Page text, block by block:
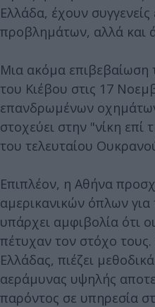
Ελλάδα, έχουν συγγενείς
προβλημάτων, αλλά και
Μια ακόμα επιβεβαίωση
του Κιέβου στις 17
επανδρωμένων
στοχεύει στην "νίκη
του τελευταίου
Επιπλέον, η Αθήνα
αμερικανικών όπλων
υπάρχει αμφιβολία ότι
πέτυχαν τον στόχο τους.
Ελλάδας, πιέζει
αεράμυνας υψηλής
παρόντος σε υπηρεσία